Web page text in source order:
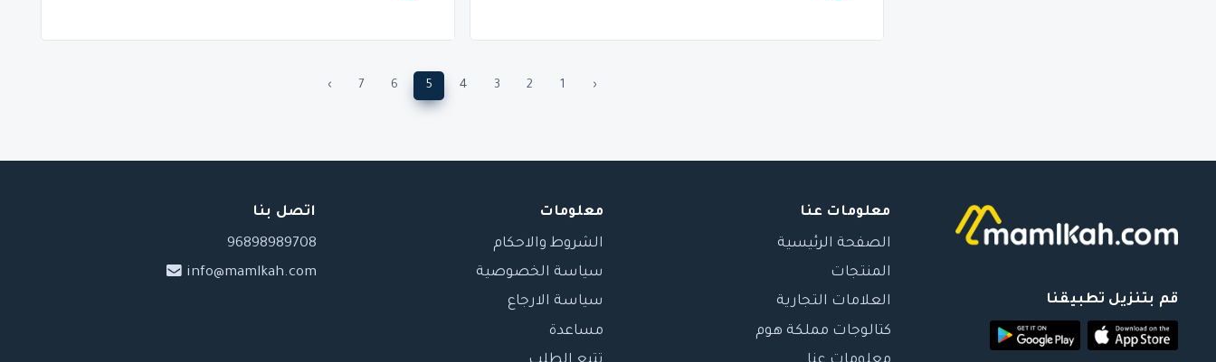
‹
1
2
3
4
5
6
7
›
قم بتنزيل تطبيقنا
معلومات عنا
الصفحة الرئيسية
المنتجات
العلامات التجارية
كتالوجات مملكة هوم
معلومات
الشروط والاحكام
سياسة الخصوصية
سياسة الارجاع
مساعدة
اتصل بنا
96898989708
info@mamlkah.com